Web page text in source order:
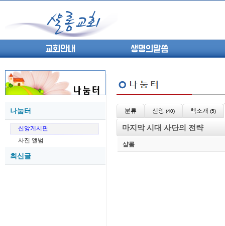
교회안내 생명의말씀
나눔터
신앙게시판
사진 앨범
최신글
05-27 (고린도전서13) 고전8:1-13 ...
05-26 (고린도전서12) 고전7:23-40 ...
05-21 (고린도전서11) 고전6:9-20 ...
분류 신앙 (40) 책소개 (5)
마지막 시대 사단의 전략
샬롬